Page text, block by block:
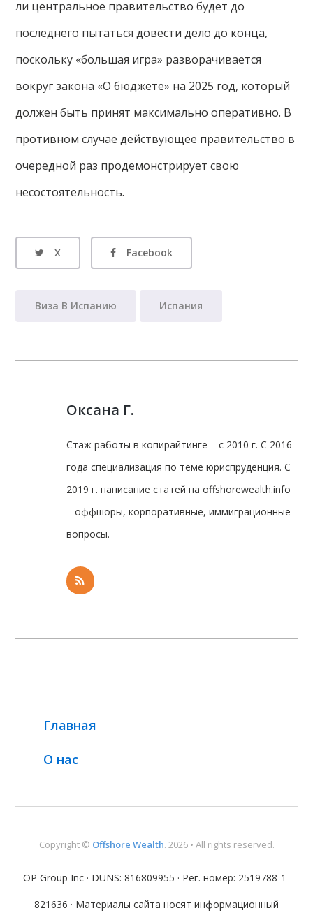
ли центральное правительство будет до
последнего пытаться довести дело до конца,
поскольку «большая игра» разворачивается
вокруг закона «О бюджете» на 2025 год, который
должен быть принят максимально оперативно. В
противном случае действующее правительство в
очередной раз продемонстрирует свою
несостоятельность.
X Facebook
Виза В Испанию Испания
Оксана Г.
Стаж работы в копирайтинге – с 2010 г. С 2016
года специализация по теме юриспруденция. С
2019 г. написание статей на offshorewealth.info
– оффшоры, корпоративные, иммиграционные
вопросы.
Главная
О нас
Copyright © Offshore Wealth. 2026 • All rights reserved.
OP Group Inc · DUNS: 816809955 · Рег. номер: 2519788-1-
821636 · Материалы сайта носят информационный